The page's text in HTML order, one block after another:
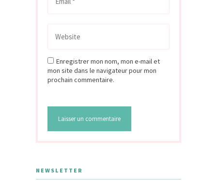
Enregistrer mon nom, mon e-mail et
mon site dans le navigateur pour mon
prochain commentaire.
NEWSLETTER